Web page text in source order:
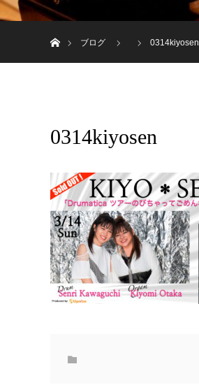
ブログ
0314kiyosen
0314kiyosen